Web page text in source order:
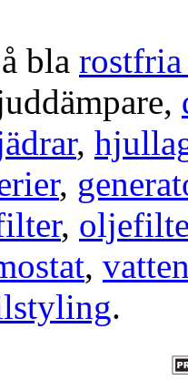
bla rostfria
,
,
,
,
.